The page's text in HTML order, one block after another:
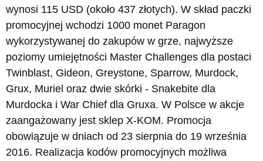
wynosi 115 USD (około 437 złotych). W skład paczki
promocyjnej wchodzi 1000 monet Paragon
wykorzystywanej do zakupów w grze, najwyższe
poziomy umiejętności Master Challenges dla postaci
Twinblast, Gideon, Greystone, Sparrow, Murdock,
Grux, Muriel oraz dwie skórki - Snakebite dla
Murdocka i War Chief dla Gruxa. W Polsce w akcje
zaangażowany jest sklep X-KOM. Promocja
obowiązuje w dniach od 23 sierpnia do 19 września
2016. Realizacja kodów promocyjnych możliwa